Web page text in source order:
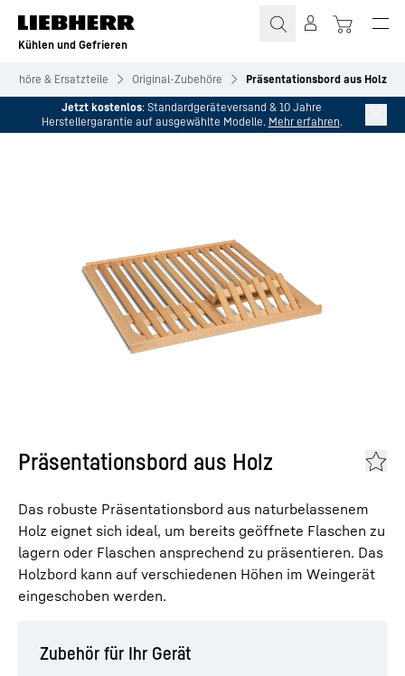
Zum Inhalt springen
Kühlen und Gefrieren
& Ersatzteile Original-Zubehöre Präsentationsbord aus Holz
Jetzt kostenlos: Standardgeräteversand & 10 Jahre
Herstellergarantie auf ausgewählte Modelle. Mehr erfahren.
Präsentationsbord aus Holz
Das robuste Präsentationsbord aus naturbelassenem
Holz eignet sich ideal, um bereits geöffnete Flaschen zu
lagern oder Flaschen ansprechend zu präsentieren. Das
Holzbord kann auf verschiedenen Höhen im Weingerät
eingeschoben werden.
Zubehör für Ihr Gerät